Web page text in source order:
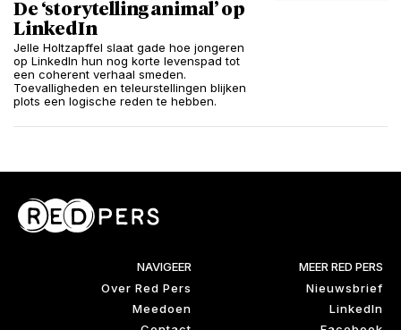
De ‘storytelling animal’ op
LinkedIn
Jelle Holtzapffel slaat gade hoe jongeren
op LinkedIn hun nog korte levenspad tot
een coherent verhaal smeden.
Toevalligheden en teleurstellingen blijken
plots een logische reden te hebben.
NAVIGEER
Over Red Pers
Meedoen
MEER RED PERS
Nieuwsbrief
LinkedIn